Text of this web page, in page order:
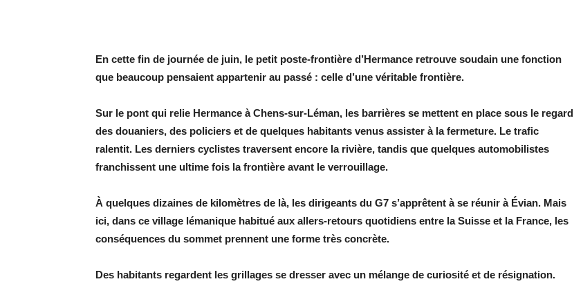
En cette fin de journée de juin, le petit poste-frontière d’Hermance retrouve soudain une fonction
que beaucoup pensaient appartenir au passé : celle d’une véritable frontière.
Sur le pont qui relie Hermance à Chens-sur-Léman, les barrières se mettent en place sous le regard
des douaniers, des policiers et de quelques habitants venus assister à la fermeture. Le trafic
ralentit. Les derniers cyclistes traversent encore la rivière, tandis que quelques automobilistes
franchissent une ultime fois la frontière avant le verrouillage.
À quelques dizaines de kilomètres de là, les dirigeants du G7 s’apprêtent à se réunir à Évian. Mais
ici, dans ce village lémanique habitué aux allers-retours quotidiens entre la Suisse et la France, les
conséquences du sommet prennent une forme très concrète.
Des habitants regardent les grillages se dresser avec un mélange de curiosité et de résignation.